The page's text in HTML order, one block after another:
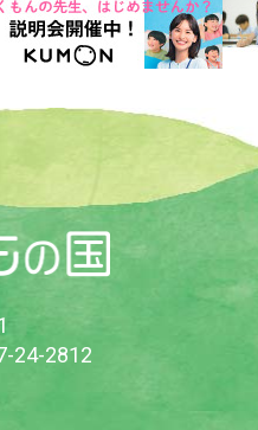
24-2812